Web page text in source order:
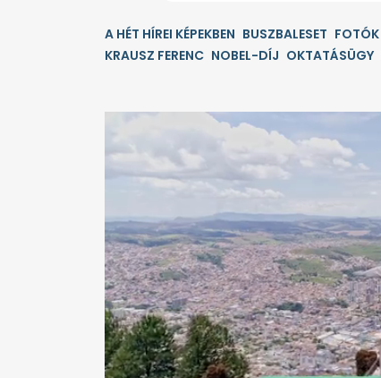
A HÉT HÍREI KÉPEKBEN BUSZBALESET FOTÓK
KRAUSZ FERENC NOBEL-DÍJ OKTATÁSÜGY